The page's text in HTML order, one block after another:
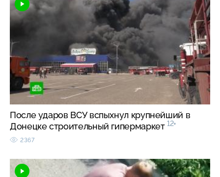
После ударов ВСУ вспыхнул крупнейший в
Донецке строительный гипермаркет 12+
2367